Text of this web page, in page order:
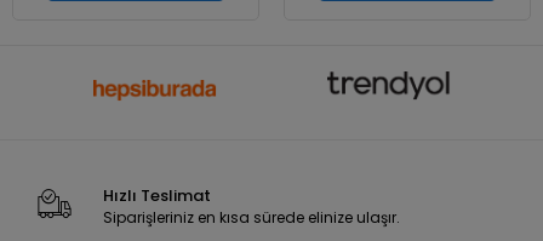
Hızlı Teslimat
Siparişleriniz en kısa sürede elinize ulaşır.